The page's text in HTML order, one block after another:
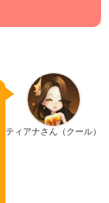
ティアナさん（クール）